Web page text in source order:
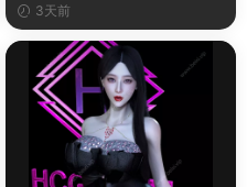
3天前